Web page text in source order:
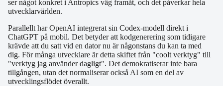
ser något konkret i Antropics väg framåt, och det påverkar hela
utvecklarvärlden.
Parallellt har OpenAI integrerat sin Codex-modell direkt i
ChatGPT på mobil. Det betyder att kodgenerering som tidigare
krävde att du satt vid en dator nu är någonstans du kan ta med
dig. För många utvecklare är detta skiftet från "coolt verktyg" till
"verktyg jag använder dagligt". Det demokratiserar inte bara
tillgången, utan det normaliserar också AI som en del av
utvecklingsflödet överallt.